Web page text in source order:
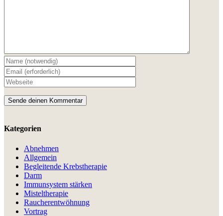
Kategorien
Abnehmen
Allgemein
Begleitende Krebstherapie
Darm
Immunsystem stärken
Misteltherapie
Raucherentwöhnung
Vortrag